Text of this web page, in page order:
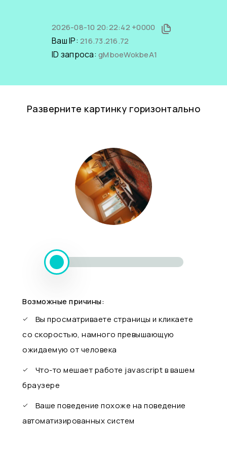
2026-08-10 20:22:42 +0000
Ваш IP: 216.73.216.72
ID запроса: gMboeWokbeA1
Разверните картинку горизонтально
Возможные причины:
Вы просматриваете страницы и кликаете
со скоростью, намного превышающую
ожидаемую от человека
Что-то мешает работе javascript в вашем
браузере
Ваше поведение похоже на поведение
автоматизированных систем